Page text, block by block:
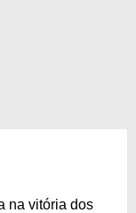
na vitória dos